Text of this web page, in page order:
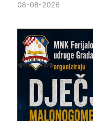
08-08-2026